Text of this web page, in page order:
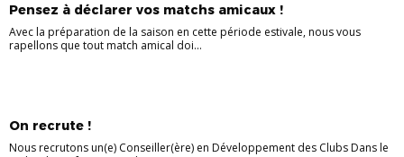
Pensez à déclarer vos matchs amicaux !
Avec la préparation de la saison en cette période estivale, nous vous
rapellons que tout match amical doi...
On recrute !
Nous recrutons un(e) Conseiller(ère) en Développement des Clubs Dans le